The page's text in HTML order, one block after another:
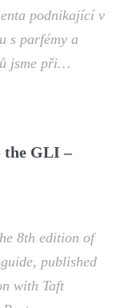
podnikající v
s parfémy a
jsme při…
the GLI –
8th edition of
published
with Taft